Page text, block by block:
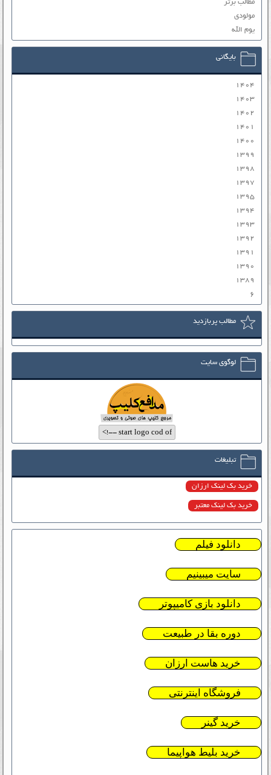
مطالب برتر
مولودی
یوم الله
بایگانی
۱۴۰۴
۱۴۰۳
۱۴۰۲
۱۴۰۱
۱۴۰۰
۱۳۹۹
۱۳۹۸
۱۳۹۷
۱۳۹۵
۱۳۹۴
۱۳۹۳
۱۳۹۲
۱۳۹۱
۱۳۹۰
۱۳۸۹
۶
مطالب پربازدید
لوگوی سایت
تبلیغات
خرید بک لینک ارزان
خرید بک لینک معتبر
دانلود فیلم
سایت میبینیم
دانلود بازی کامیپوتر
دوره بقا در طبیعت
خرید هاست ارزان
فروشگاه اینترنتی
خرید گینر
خرید بلیط هواپیما